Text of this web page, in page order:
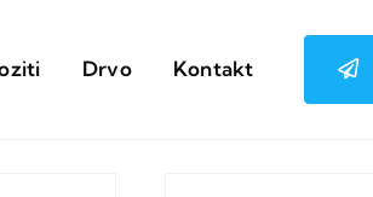
Drvo Kontakt